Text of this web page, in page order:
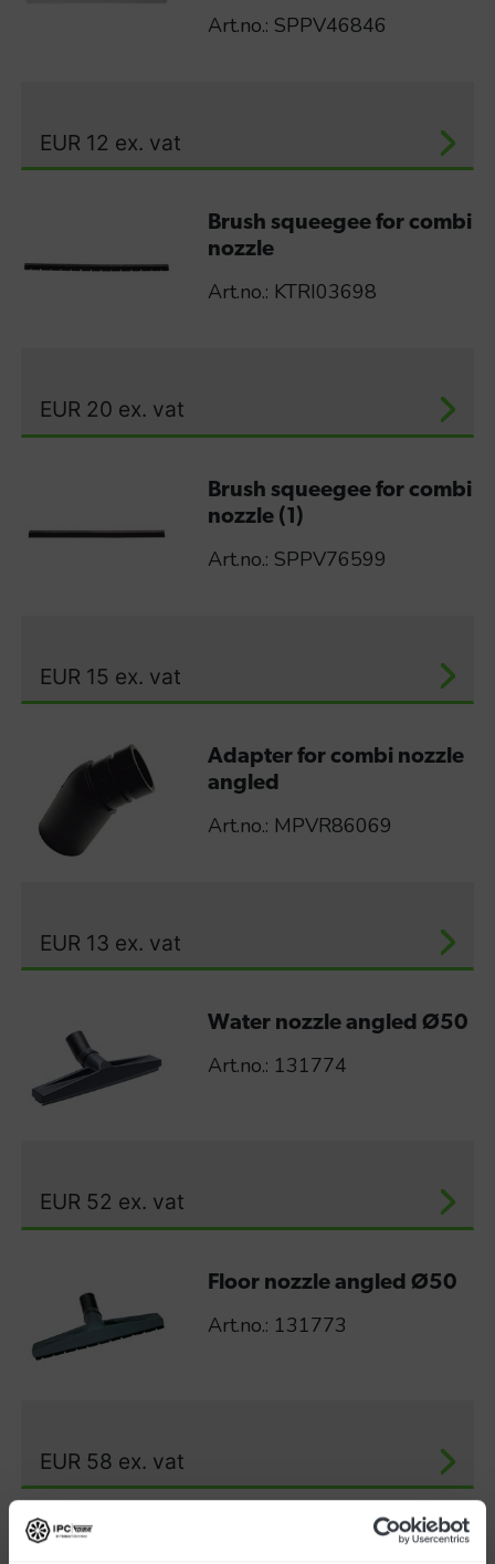
Art.no.: SPPV46846
EUR 12 ex. vat
Brush squeegee for combi
nozzle
Art.no.: KTRI03698
EUR 20 ex. vat
Brush squeegee for combi
nozzle (1)
Art.no.: SPPV76599
EUR 15 ex. vat
Adapter for combi nozzle
angled
Art.no.: MPVR86069
EUR 13 ex. vat
Water nozzle angled Ø50
Art.no.: 131774
EUR 52 ex. vat
Floor nozzle angled Ø50
Art.no.: 131773
EUR 58 ex. vat
Carpet nozzle angled